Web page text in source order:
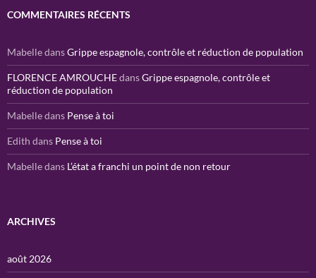
COMMENTAIRES RÉCENTS
MabelledansGrippe espagnole, contrôle et réduction de population
FLORENCE AMROUCHEdansGrippe espagnole, contrôle et
réduction de population
Mabelledans Pense à toi
Edith dans Pense à toi
Mabelledans L’état a franchi un point de non retour
ARCHIVES
août 2026